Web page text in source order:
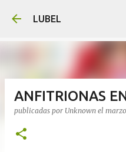
LUBEL
ANFITRIONAS
publicadas por Unknown el